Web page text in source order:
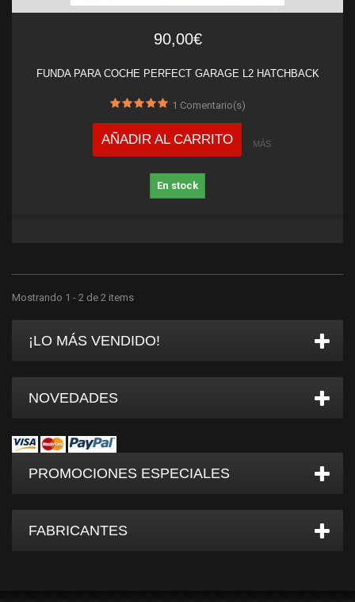
90,00€
FUNDA PARA COCHE PERFECT GARAGE L2 HATCHBACK
1 Comentario(s)
AÑADIR AL CARRITO MÁS
En stock
Mostrando 1 - 2 de 2 items
¡LO MÁS VENDIDO!
NOVEDADES
PROMOCIONES ESPECIALES
FABRICANTES